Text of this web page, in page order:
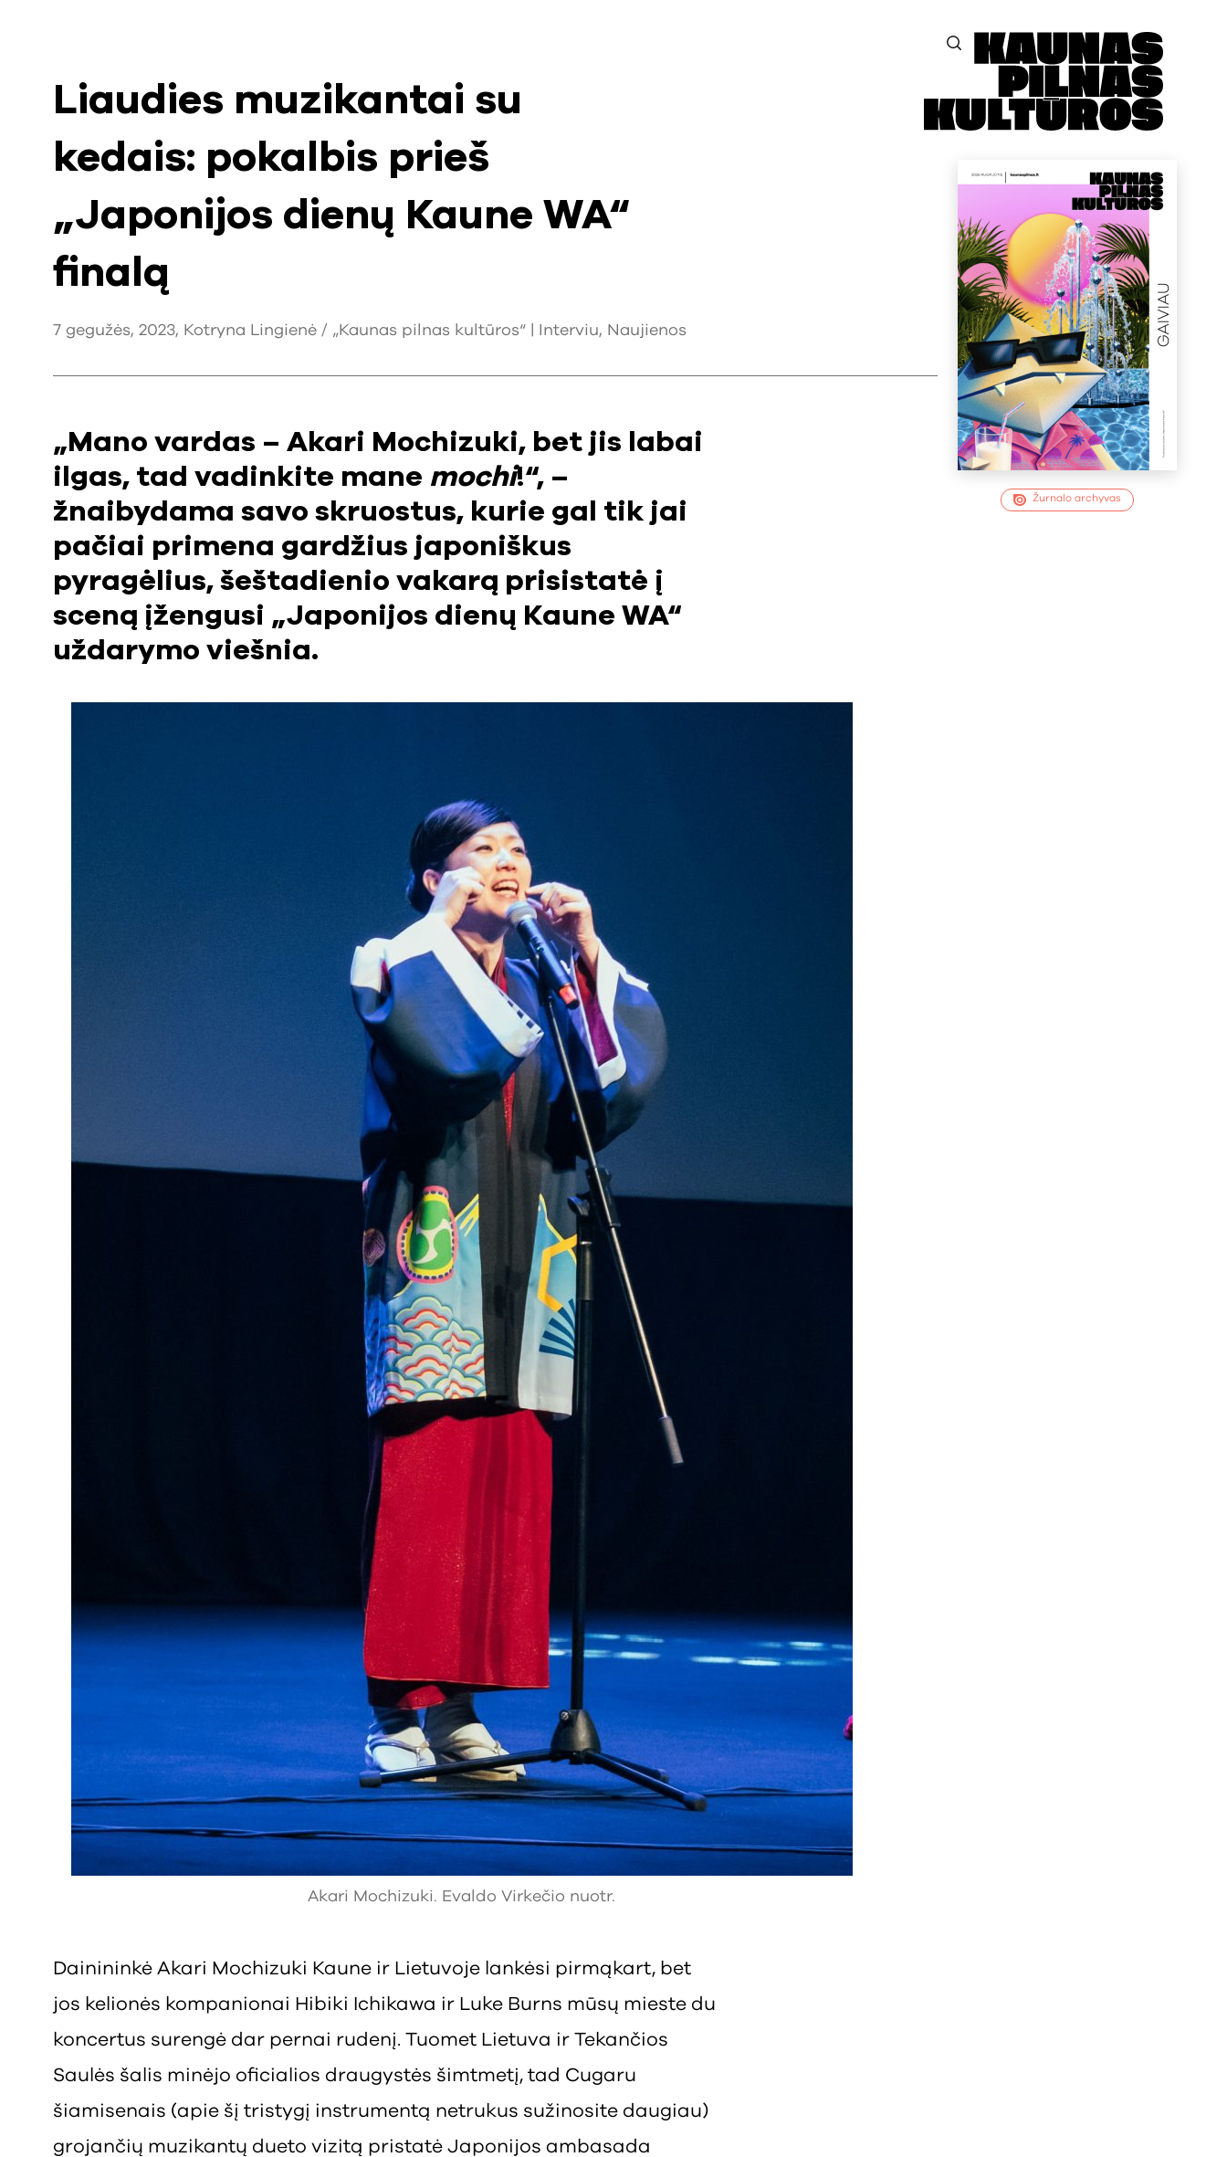
Žurnalo archyvas
Liaudies muzikantai su
kedais: pokalbis prieš
„Japonijos dienų Kaune WA“
finalą
7 gegužės, 2023, Kotryna Lingienė / „Kaunas pilnas kultūros“ | Interviu, Naujienos
„Mano vardas – Akari Mochizuki, bet jis labai
ilgas, tad vadinkite mane mochi!“, –
žnaibydama savo skruostus, kurie gal tik jai
pačiai primena gardžius japoniškus
pyragėlius, šeštadienio vakarą prisistatė į
sceną įžengusi „Japonijos dienų Kaune WA“
uždarymo viešnia.
Akari Mochizuki. Evaldo Virkečio nuotr.
Dainininkė Akari Mochizuki Kaune ir Lietuvoje lankėsi pirmąkart, bet
jos kelionės kompanionai Hibiki Ichikawa ir Luke Burns mūsų mieste du
koncertus surengė dar pernai rudenį. Tuomet Lietuva ir Tekančios
Saulės šalis minėjo oficialios draugystės šimtmetį, tad Cugaru
šiamisenais (apie šį tristygį instrumentą netrukus sužinosite daugiau)
grojančių muzikantų dueto vizitą pristatė Japonijos ambasada